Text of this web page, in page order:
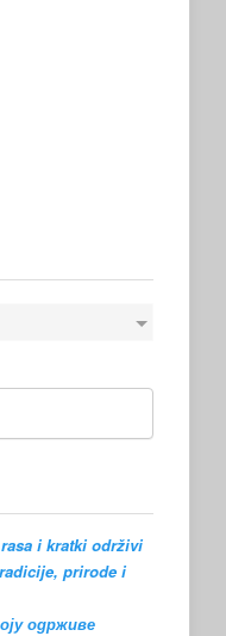
i kratki održivi
prirode i
одрживе